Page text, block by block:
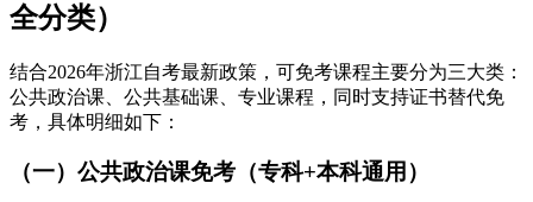
全分类）
结合2026年浙江自考最新政策，可免考课程主要分为三大类：
公共政治课、公共基础课、专业课程，同时支持证书替代免
考，具体明细如下：
（一）公共政治课免考（专科+本科通用）